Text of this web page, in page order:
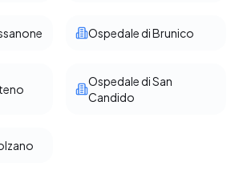
Ospedale di Brunico
Ospedale di San
Candido